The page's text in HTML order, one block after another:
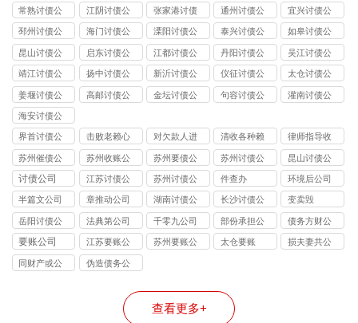
司
司
常熟讨债公
司
江阴讨债公
司
张家港讨债
公司
通州讨债公
司
宜兴讨债公
司
邳州讨债公
司
海门讨债公
司
溧阳讨债公
司
泰兴讨债公
司
如皋讨债公
司
昆山讨债公
司
启东讨债公
司
江都讨债公
司
丹阳讨债公
司
吴江讨债公
司
靖江讨债公
司
扬中讨债公
司
新沂讨债公
司
仪征讨债公
司
太仓讨债公
司
姜堰讨债公
司
高邮讨债公
金坛讨债公
句容讨债公
灌南讨债公
海安讨债公
司
界首讨债公
司
击败老赖心
理防线
对欠款人进
行过催讨
清收各种赖
债
律师指导收
账
苏州催债公
司
苏州收账公
司
苏州要债公
司
苏州讨债公
司
昆山讨债公
司
讨债公司
江苏讨债公
司
苏州讨债公
司
件查办 环境后公司
半篇文公司 章推动公司
湖南讨债公
司
长沙讨债公
司
变卖毁
岳阳讨债公
司
法典第公司 千零九公司
部份承担公
司
债务方财公
司
要账公司
江苏要账公
司
苏州要账公
太仓要账
损夫妻共公
同财产或公
伪造债务公
查看更多+